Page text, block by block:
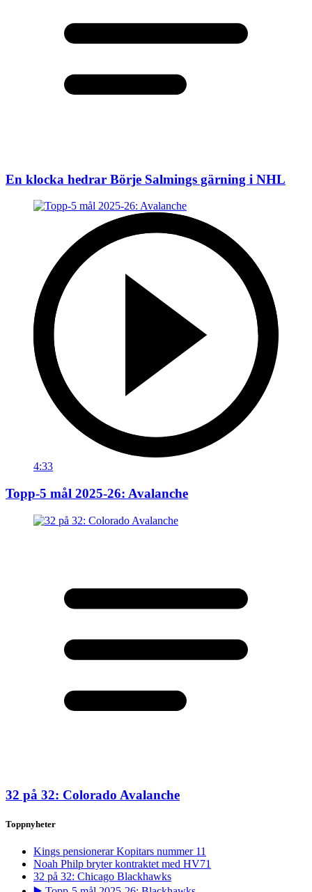
En klocka hedrar Börje Salmings gärning i NHL
4:33
Topp-5 mål 2025-26: Avalanche
32 på 32: Colorado Avalanche
Toppnyheter
Kings pensionerar Kopitars nummer 11
Noah Philp bryter kontraktet med HV71
32 på 32: Chicago Blackhawks